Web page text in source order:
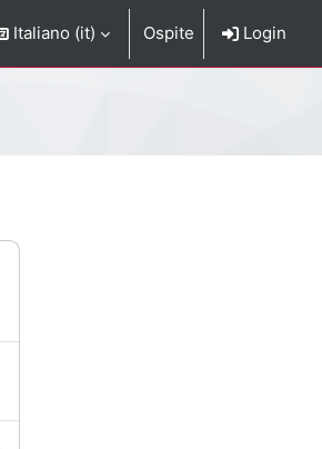
Italiano ‎(it)‎ Ospite Login